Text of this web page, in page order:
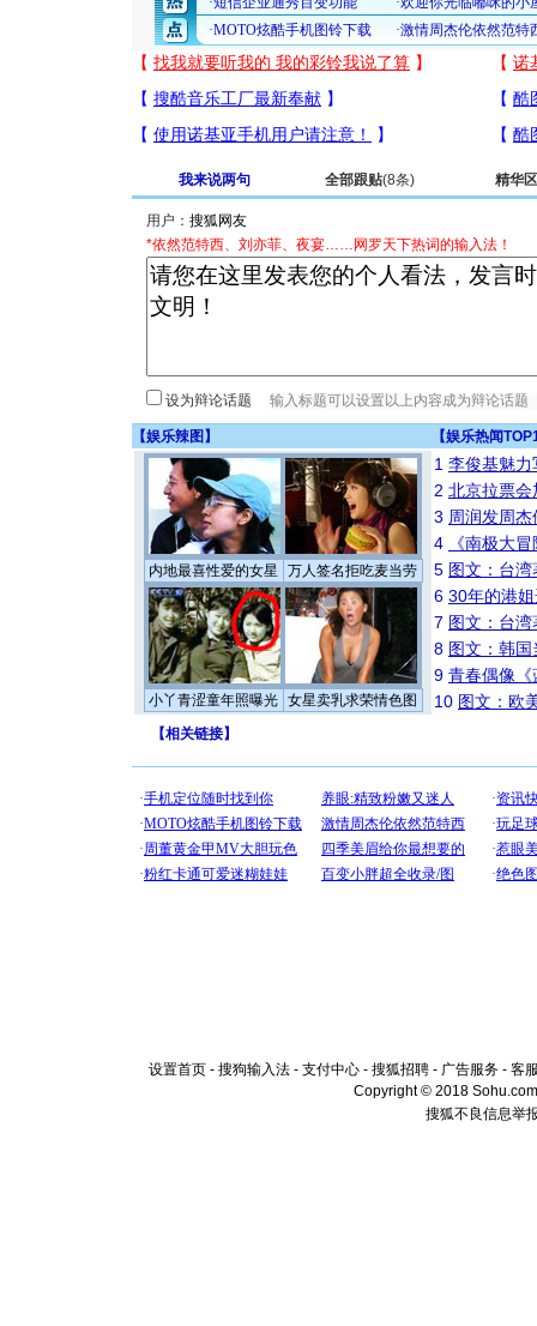
我来说两句 全部跟贴(8条) 精华区
用户：
*依然范特西、刘亦菲、夜宴……网罗天下热词的输入法！
设为辩论话题
【娱乐辣图 】 【娱乐热闻
内地最喜性爱的女星 万人签名拒吃麦当劳
小丫青涩童年照曝光 女星卖乳求荣情色图
1 李俊基魅力
2 北京拉票
3 周润发周
4
《南极大
5 图文：台
6 30年的港
7 图文：台
8 图文：韩
9 青春偶像《
10 图文：欧
【相关链接】
设置首页 - 搜狗输入法 - 支付中心 - 搜狐招聘 - 广告服务 - 客
Copyright © 2018
搜狐不良信息举